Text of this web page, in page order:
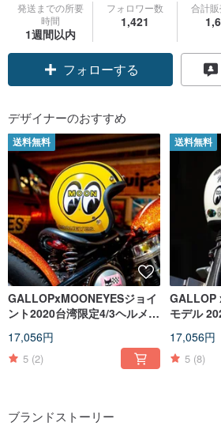
発送までの所要
時間
1週間以内
フォロワー数
1,421
合計
クーポン取得
デザイナーのおすすめ
送料無料
GALLOPxMOONEYESジョイ
ント2020台湾限定4/3ヘルメッ
17,056円
5 (2)
送料無料
GALLOP
モデル
17,056円
5 (8)
ブランドストーリー